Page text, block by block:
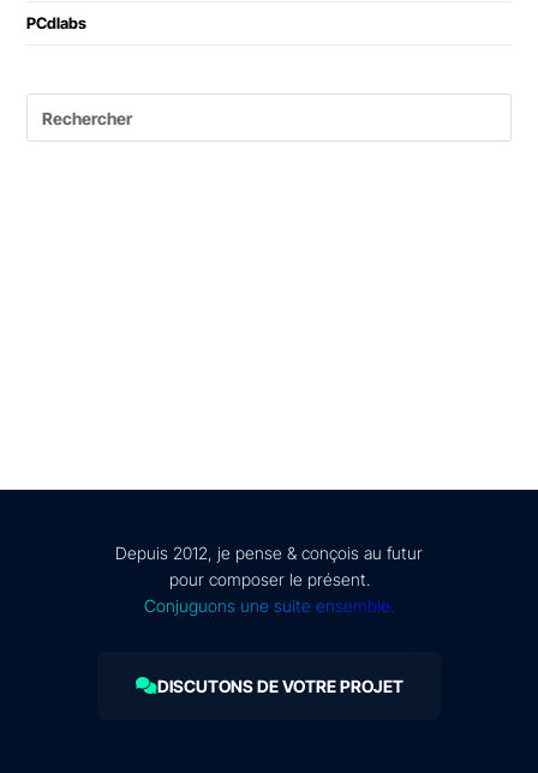
PCdlabs
Depuis 2012, je pense & conçois au futur
pour composer le présent.
Conjuguons une suite ensemble.
DISCUTONS DE VOTRE PROJET